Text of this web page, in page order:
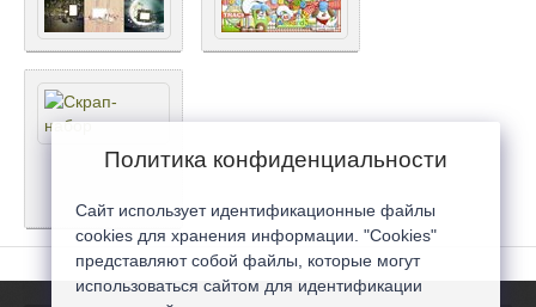
Политика конфиденциальности
Сайт использует идентификационные файлы
cookies для хранения информации. "Cookies"
представляют собой файлы, которые могут
использоваться сайтом для идентификации